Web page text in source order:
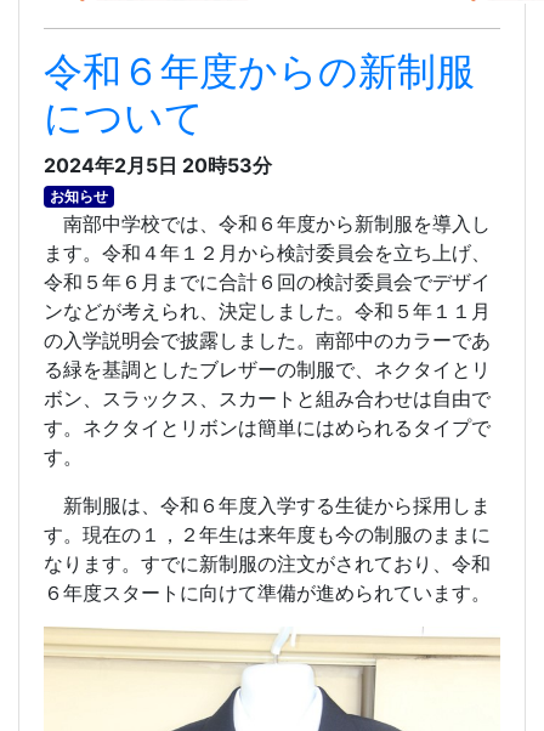
令和６年度からの新制服
について
2024年2月5日 20時53分
お知らせ
南部中学校では、令和６年度から新制服を導入し
ます。令和４年１２月から検討委員会を立ち上げ、
令和５年６月までに合計６回の検討委員会でデザイ
ンなどが考えられ、決定しました。令和５年１１月
の入学説明会で披露しました。南部中のカラーであ
る緑を基調としたブレザーの制服で、ネクタイとリ
ボン、スラックス、スカートと組み合わせは自由で
す。ネクタイとリボンは簡単にはめられるタイプで
す。
新制服は、令和６年度入学する生徒から採用しま
す。現在の１，２年生は来年度も今の制服のままに
なります。すでに新制服の注文がされており、令和
６年度スタートに向けて準備が進められています。